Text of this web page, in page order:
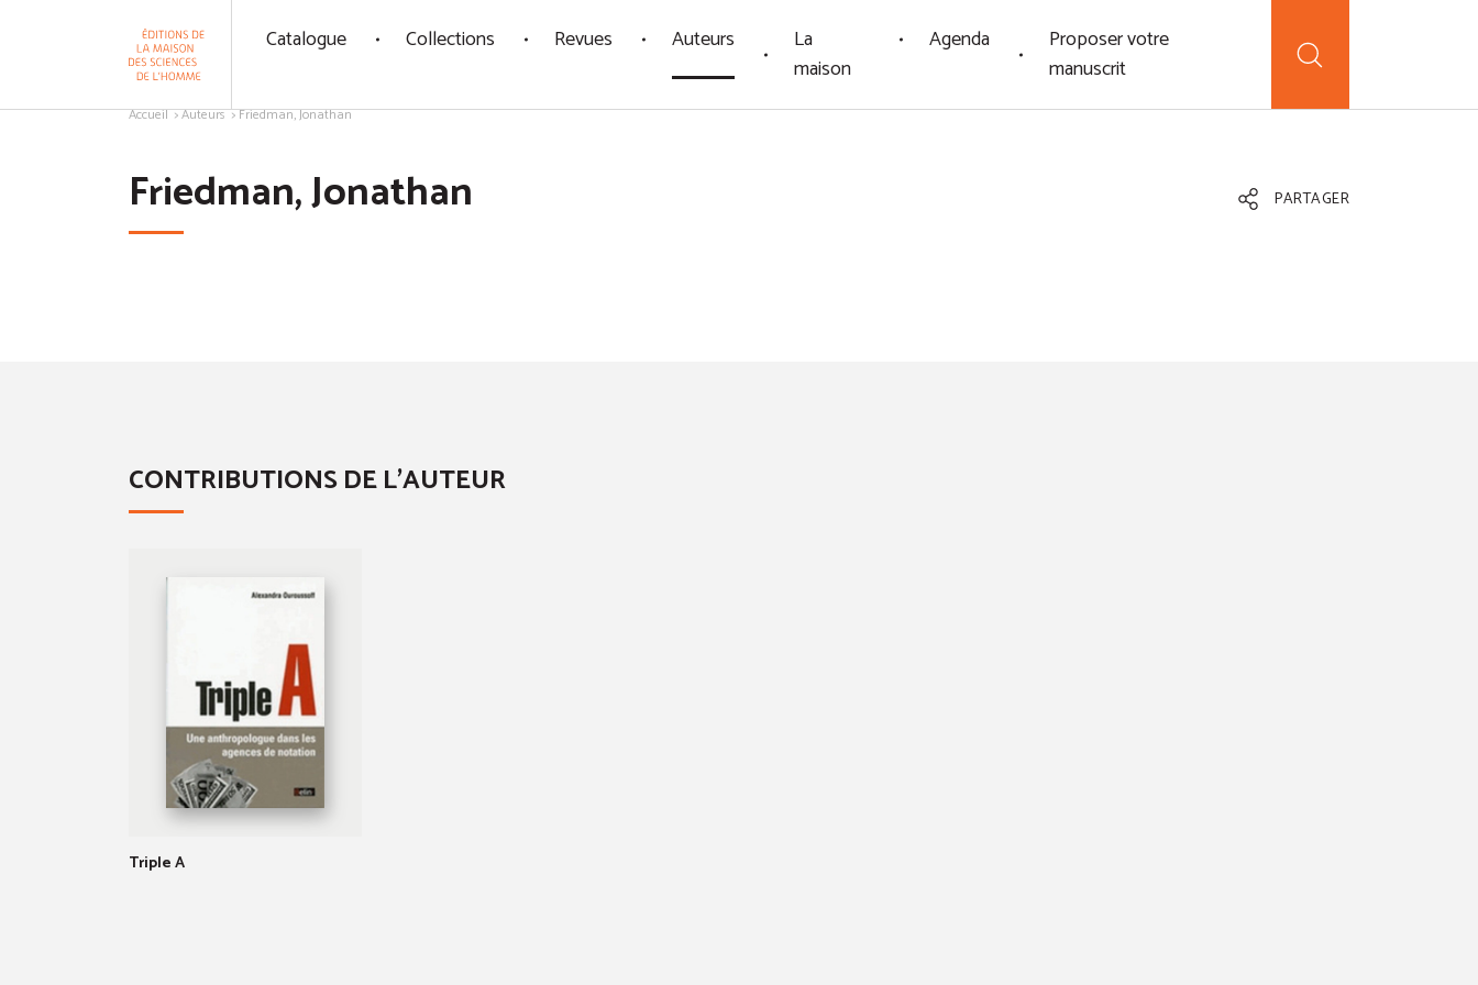
Catalogue Collections Revues Auteurs
La
maison
Agenda
Proposer votre
manuscrit
Accueil Auteurs Friedman, Jonathan
Friedman, Jonathan PARTAGER
CONTRIBUTIONS DE L'AUTEUR
Triple A